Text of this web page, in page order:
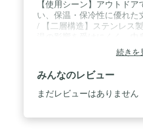
【使用シーン】アウトド
い、保温・保冷性に優れた
/ 【二層構造】ステンレス
します。 / 【高い耐久性】
で錆びにくく、アウトドア
えられます。お手入れも
量300ml】使い勝手の良い
やすく、コーヒー、お茶、
続きを
みんなのレビュー
まだレビューはありません